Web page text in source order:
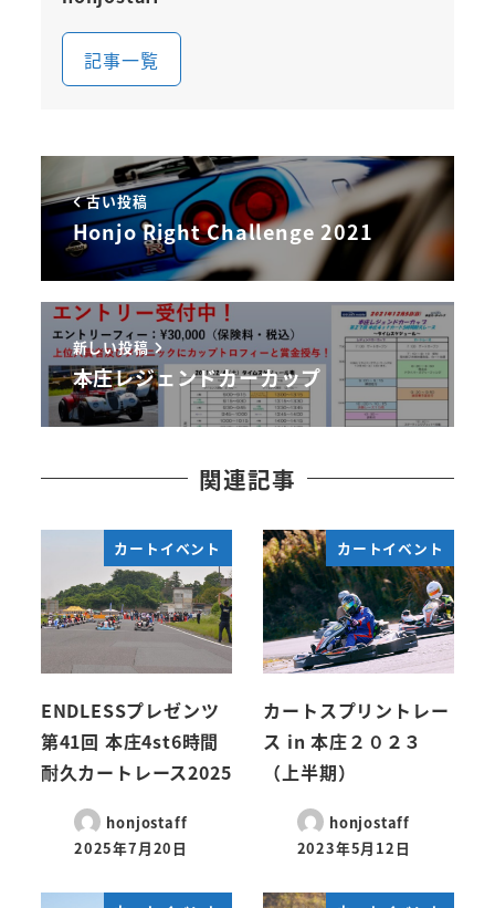
記事一覧
古い投稿
Honjo Right Challenge 2021
新しい投稿
本庄レジェンドカーカップ
関連記事
カートイベント
ENDLESSプレゼンツ
第41回 本庄4st6時間
耐久カートレース2025
honjostaff
2025年7月20日
カートイベント
カートスプリントレー
ス in 本庄２０２３
（上半期）
honjostaff
2023年5月12日